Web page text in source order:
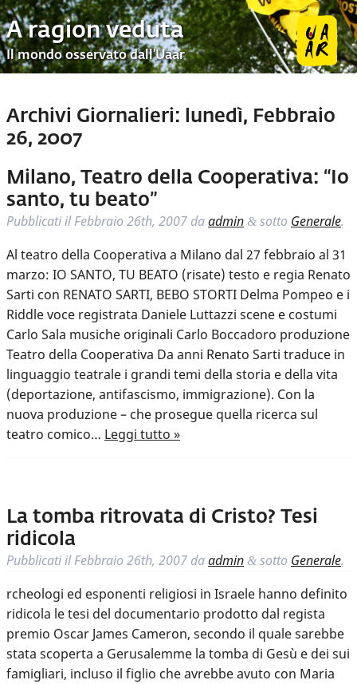
A ragion veduta
Il mondo osservato dall’Uaar
Archivi Giornalieri: lunedì, Febbraio
26, 2007
Milano, Teatro della Cooperativa: “Io
santo, tu beato”
Pubblicati ilFebbraio 26th, 2007 daadmin & sotto Generale.
Al teatro della Cooperativa a Milano dal 27 febbraio al 31
marzo: IO SANTO, TU BEATO (risate) testo e regia Renato
Sarti con RENATO SARTI, BEBO STORTI Delma Pompeo e i
Riddle voce registrata Daniele Luttazzi scene e costumi
Carlo Sala musiche originali Carlo Boccadoro produzione
Teatro della Cooperativa Da anni Renato Sarti traduce in
linguaggio teatrale i grandi temi della storia e della vita
(deportazione, antifascismo, immigrazione). Con la
nuova produzione – che prosegue quella ricerca sul
teatro comico… Leggi tutto »
La tomba ritrovata di Cristo? Tesi
ridicola
Pubblicati ilFebbraio 26th, 2007 daadmin & sotto Generale.
rcheologi ed esponenti religiosi in Israele hanno definito
ridicola le tesi del documentario prodotto dal regista
premio Oscar James Cameron, secondo il quale sarebbe
stata scoperta a Gerusalemme la tomba di Gesù e dei sui
famigliari, incluso il figlio che avrebbe avuto con Maria